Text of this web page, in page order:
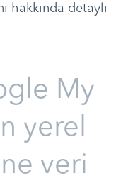
hakkında detaylı
My
yerel
veri